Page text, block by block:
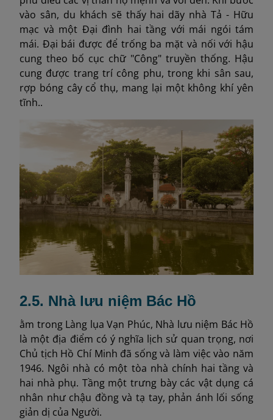
vào sân, du khách sẽ thấy hai dãy nhà Tả - Hữu
mạc và một Đại đình hai tầng với mái ngói tám
mái. Đại bái được để trống ba mặt và nối với hậu
cung theo bố cục chữ "Công" truyền thống. Hậu
cung được trang trí công phu, trong khi sân sau,
rợp bóng cây cổ thụ, mang lại một không khí yên
tĩnh..
2.5. Nhà lưu niệm Bác Hồ
ằm trong Làng lụa Vạn Phúc, Nhà lưu niệm Bác Hồ
là một địa điểm có ý nghĩa lịch sử quan trọng, nơi
Chủ tịch Hồ Chí Minh đã sống và làm việc vào năm
1946. Ngôi nhà có một tòa nhà chính hai tầng và
hai nhà phụ. Tầng một trưng bày các vật dụng cá
nhân như chậu đồng và tạ tay, phản ánh lối sống
giản dị của Người.